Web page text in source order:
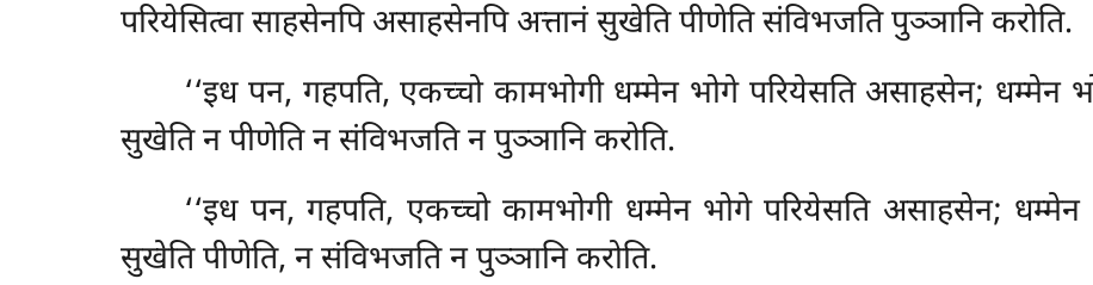
परियेसित्वा साहसेनपि असाहसेनपि अत्तानं सुखेति पीणेति संविभजति पुञ्ञानि करोति.
‘‘इध पन, गहपति, एकच्चो कामभोगी धम्मेन भोगे परियेसति असाहसेन; धम्मेन
सुखेति न पीणेति न संविभजति न पुञ्ञानि करोति.
‘‘इध पन, गहपति, एकच्चो कामभोगी धम्मेन भोगे परियेसति असाहसेन; धम्मेन
सुखेति पीणेति, न संविभजति न पुञ्ञानि करोति.